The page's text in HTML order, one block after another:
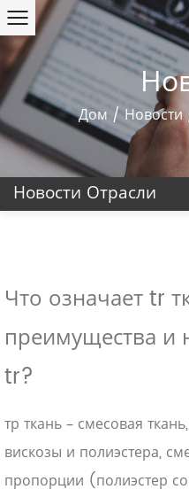
Дом /Новости
Новости Отрасли
Что означает tr
преимущества и
tr?
тр ткань – смесовая
вискозы и полиэстера,
пропорции (полиэстер